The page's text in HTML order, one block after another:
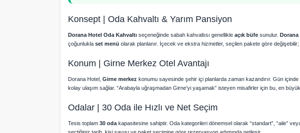
Konsept | Oda Kahvaltı & Yarım Pansiyon
Dorana Hotel Oda Kahvaltı seçeneğinde sabah kahvaltısı genellikle açık büfe sunulur. Dorana
çoğunlukla set menü olarak planlanır. İçecek ve ekstra hizmetler, seçilen pakete göre
Konum | Girne Merkez Otel Avantajı
Dorana Hotel, Girne merkez konumu sayesinde şehir içi planlarda zaman kazandırır. Gün
kolay ulaşım sağlar. “Arabayla uğraşmadan Girne’yi yaşamak” isteyen misafirler için bu, en büyük
Odalar | 30 Oda ile Hızlı ve Net Seçim
Tesis toplam 30 oda kapasitesine sahiptir. Oda kategorileri dönemsel olarak “standart”, “aile”